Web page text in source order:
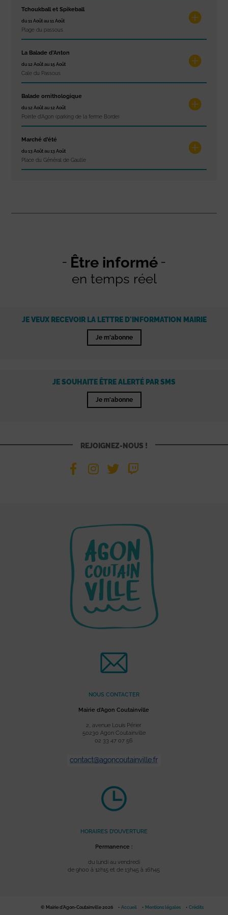
Tchoukball et Spikeball
du 11 Août au 11 Août
Plage du passous
La Balade d’Anton
du 12 Août au 15 Août
Cale du Passous
Balade ornithologique
du 12 Août au 12 Août
Pointe d'Agon (parking de la ferme Borde)
Marché d’été
du 13 Août au 13 Août
Place du Général de Gaulle
Être informé
en temps réel
JE VEUX RECEVOIR LA LETTRE D'INFORMATION MAIRIE
Je m'abonne
JE SOUHAITE ÊTRE ALERTÉ PAR SMS
Je m'abonne
REJOIGNEZ-NOUS !
NOUS CONTACTER
Mairie d’Agon Coutainville
2, avenue Louis Périer
50230 Agon Coutainville
02 33 47 07 56
HORAIRES D’OUVERTURE
Permanence :
du lundi au vendredi
de 9h00 à 12h15 et de 13h45 à 16h45
© Mairie d'Agon-Coutainville 2026 Accueil Mentions légales Crédits